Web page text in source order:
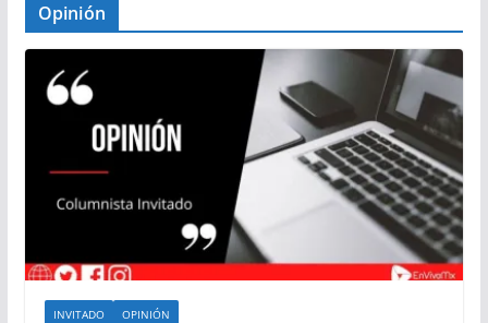
Opinión
INVITADO OPINIÓN